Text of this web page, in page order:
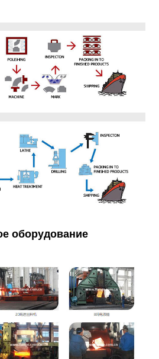
оборудование